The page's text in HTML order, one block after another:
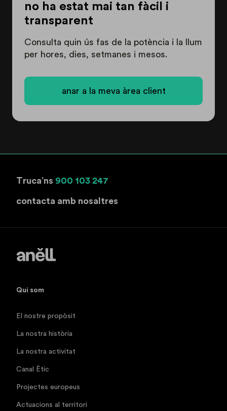
no ha estat mai tan fàcil i
transparent
Consulta quin ús fas de la potència i la llum
per hores, dies, setmanes i mesos.
anar a la meva àrea client
Truca’ns 900 103 247
contacta amb nosaltres
Qui som
El nostre propòsit
La nostra història
La nostra activitat
Canal Ètic
Projectes europeus
Actuacions al territori